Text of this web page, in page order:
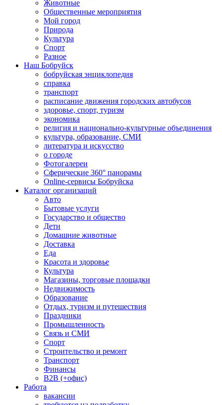
Животные
Общественные мероприятия
Мой город
Природа
Культура
Спорт
Разное
Наш Бобруйск
бобруйская энциклопедия
справка
транспорт
расписание движения городских автобусов
здоровье, спорт, туризм
экономика
религия и национально-культурные объединения
культура, образование, СМИ
литература и искусство
о городе
Фотогалереи
Сферические 360° панорамы
Online-сервисы Бобруйска
Каталог организаций
Авто
Бытовые услуги
Государство и общество
Дети
Домашние животные
Доставка
Еда
Красота и здоровье
Культура
Магазины, торговые площадки
Недвижимость
Образование
Отдых, туризм и путешествия
Праздники
Промышленность
Связь и СМИ
Спорт
Строительство и ремонт
Транспорт
Финансы
B2B (+офис)
Работа
вакансии